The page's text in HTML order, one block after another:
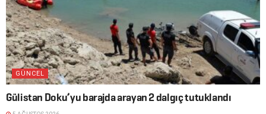
GÜNCEL
Gülistan Doku’yu barajda arayan 2 dalgıç tutuklandı